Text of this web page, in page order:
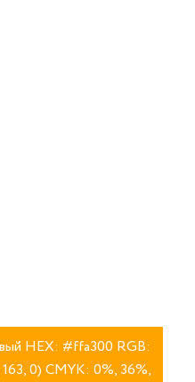
HEX: #ffa300 RGB:
0) CMYK: 0%, 36%,